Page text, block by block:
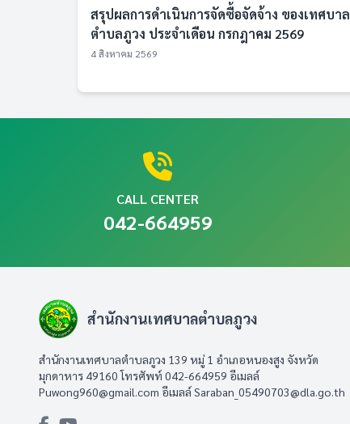
สรุปผลการดำเนินการจัดซื้อจัดจ้าง ของเทศบาล
ตำบลภูวง ประจำเดือน กรกฎาคม 2569
4 สิงหาคม 2569
CALL CENTER
042-664959
สำนักงานเทศบาลตำบลภูวง
สำนักงานเทศบาลตำบลภูวง 139 หมู่ 1 อำเภอหนองสูง จังหวัด
มุกดาหาร 49160 โทรศัพท์ 042-664959 อีเมลล์
Puwong960@gmail.com อีเมลล์Saraban_05490703@dla.go.th